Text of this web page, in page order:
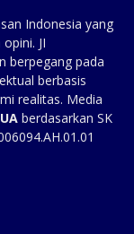
Indonesia yang
JI
berpegang pada
berbasis
realitas. Media
berdasarkan SK